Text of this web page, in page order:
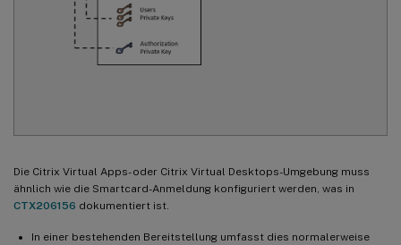
Die Citrix Virtual Apps- oder Citrix Virtual Desktops-Umgebung muss
ähnlich wie die Smartcard-Anmeldung konfiguriert werden, was in
CTX206156 dokumentiert ist.
In einer bestehenden Bereitstellung umfasst dies normalerweise